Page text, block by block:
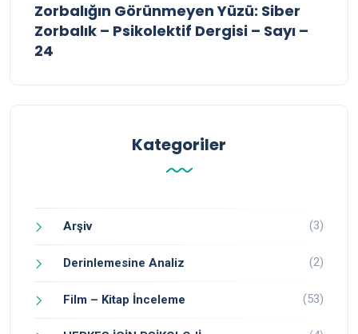
Zorbalığın Görünmeyen Yüzü: Siber
Zorbalık – Psikolektif Dergisi – Sayı –
24
Kategoriler
Arşiv (3)
Derinlemesine Analiz (2)
Film – Kitap İnceleme (53)